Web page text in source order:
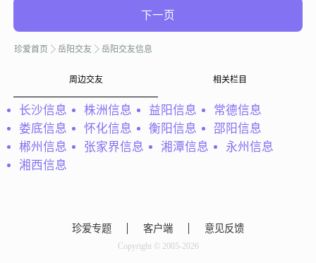
下一页
珍爱首页 岳阳交友 岳阳交友信息
周边交友 相关栏目
长沙信息 株洲信息 益阳信息
常德信息
娄底信息
怀化信息 衡阳信息
邵阳信息
郴州信息
张家界信息 湘潭信息
永州信息
湘西信息
珍爱专题 客户端 意见反馈
Copyright © 2005-2026